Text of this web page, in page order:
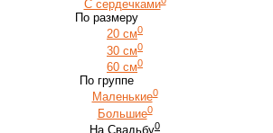
С сердечками
По размеру
20 см0
30 см0
60 см0
По группе
Маленькие0
Большие0
На Свадьбу0